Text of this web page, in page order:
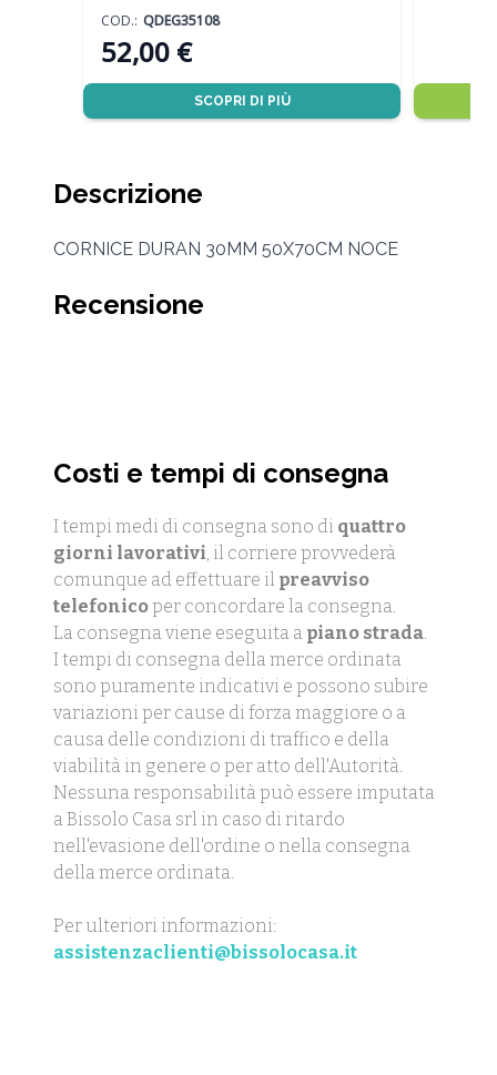
52,00 €
COD.: QDEG35108
SCOPRI DI PIÙ
Descrizione
CORNICE DURAN 30MM 50X70CM NOCE
Recensione
Costi e tempi di consegna
I tempi medi di consegna sono di quattro
giorni lavorativi , il corriere provvederà
comunque ad effettuare il preavviso
telefonicoper concordare la consegna.
La consegna viene eseguita a piano strada
I tempi di consegna della merce ordinata
sono puramente indicativi e possono subire
variazioni per cause di forza maggiore o a
causa delle condizioni di traffico e della
viabilità in genere o per atto dell'Autorità.
Nessuna responsabilità può essere imputata
a Bissolo Casa srl in caso di ritardo
nell'evasione dell'ordine o nella consegna
della merce ordinata.
Per ulteriori informazioni:
assistenzaclienti@bissolocasa.it